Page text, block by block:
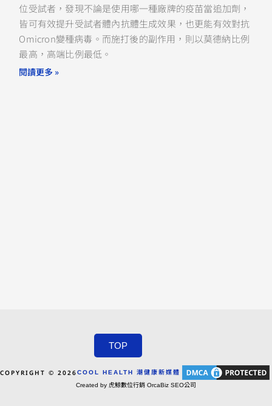
位受試者，發現不論是使用哪一種廠牌的疫苗當追加劑，
皆可有效提升受試者體內抗體生成效果，也更能有效對抗
Omicron變種病毒。而施打後的副作用，則以莫德納比例
最高，高端比例最低。
閱讀更多 »
TOP
COPYRIGHT © 2026COOL HEALTH 潮健康新媒體
Created by 虎鯨數位行銷 OrcaBiz SEO公司